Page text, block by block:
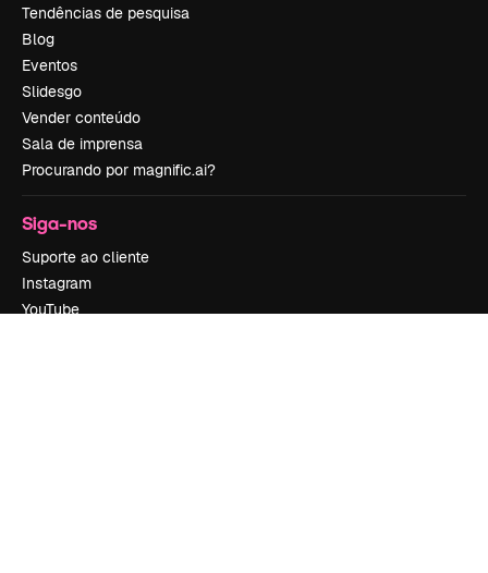
Tendências de pesquisa
Blog
Eventos
Slidesgo
Vender conteúdo
Sala de imprensa
Procurando por magnific.ai?
Siga-nos
Suporte ao cliente
Instagram
YouTube